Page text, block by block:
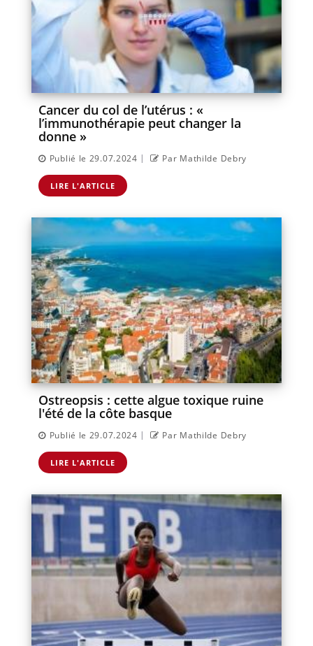
Cancer du col de l’utérus : «
l’immunothérapie peut changer la
donne »
Publié le 29.07.2024 | Par Mathilde Debry
LIRE L'ARTICLE
Ostreopsis : cette algue toxique ruine
l'été de la côte basque
Publié le 29.07.2024 | Par Mathilde Debry
LIRE L'ARTICLE